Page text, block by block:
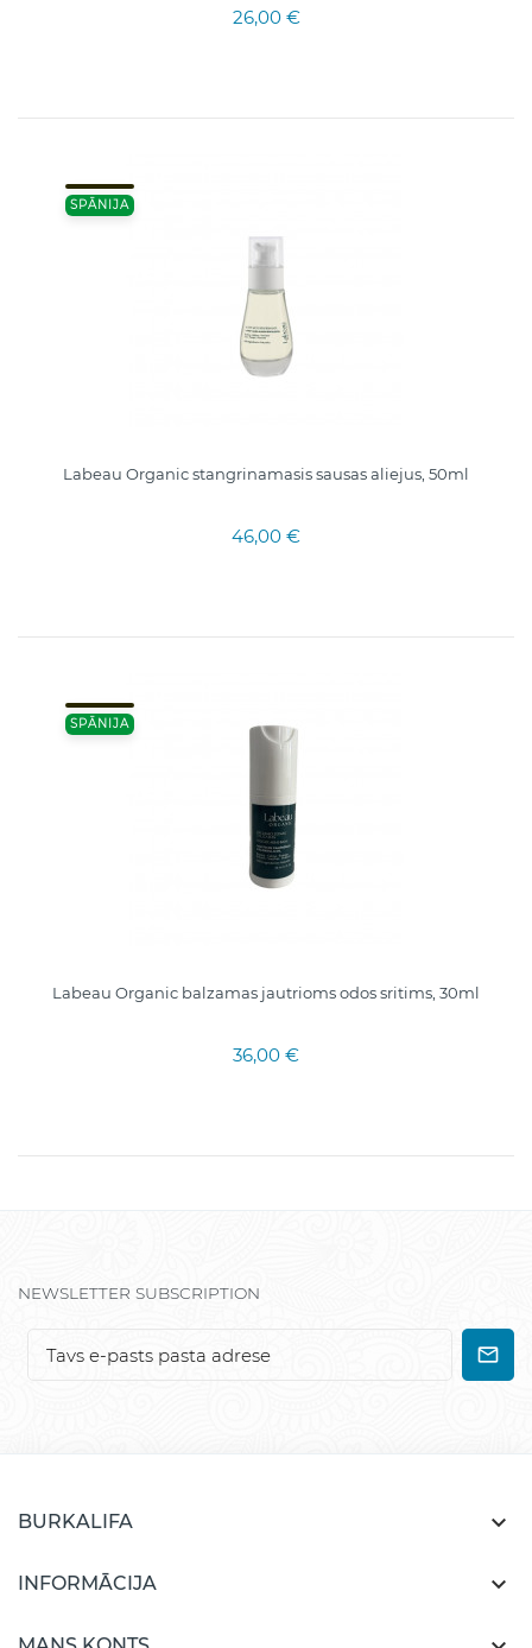
26,00 €
SPĀNIJA
Labeau Organic stangrinamasis sausas aliejus, 50ml
46,00 €
SPĀNIJA
Labeau Organic balzamas jautrioms odos sritims, 30ml
36,00 €
NEWSLETTER SUBSCRIPTION
BURKALIFA 
INFORMĀCIJA 